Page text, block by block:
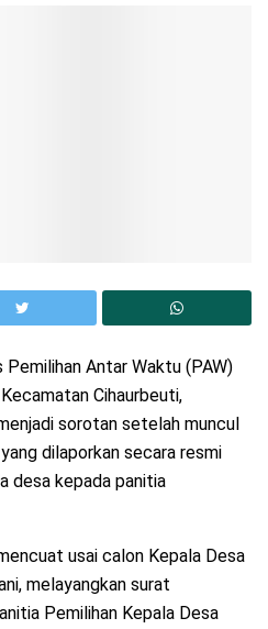
Pemilihan Antar Waktu (PAW)
Cihaurbeuti,
sorotan setelah muncul
dilaporkan secara resmi
desa kepada panitia
usai calon Kepala Desa
melayangkan surat
Pemilihan Kepala Desa